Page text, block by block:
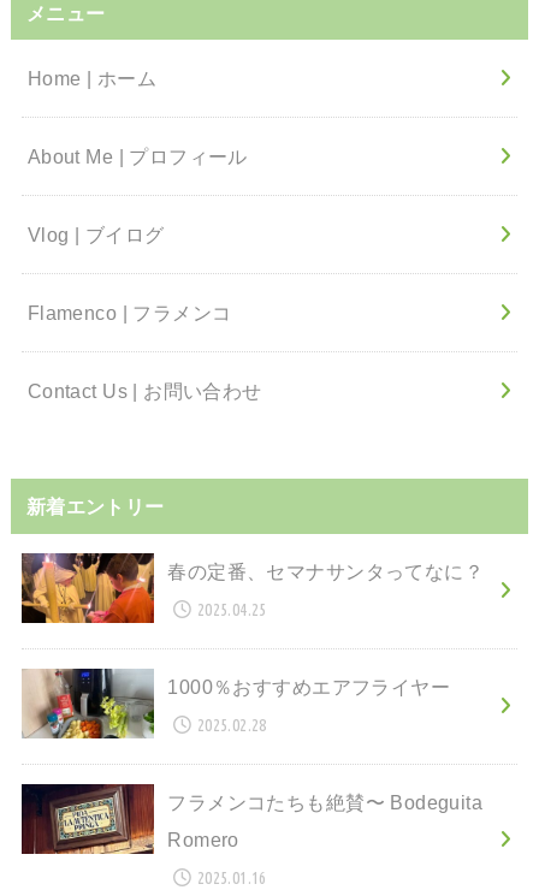
メニュー
Home | ホーム
About Me | プロフィール
Vlog | ブイログ
Flamenco | フラメンコ
Contact Us | お問い合わせ
新着エントリー
春の定番、セマナサンタってなに？
2025.04.25
1000％おすすめエアフライヤー
2025.02.28
フラメンコたちも絶賛〜 Bodeguita
Romero
2025.01.16